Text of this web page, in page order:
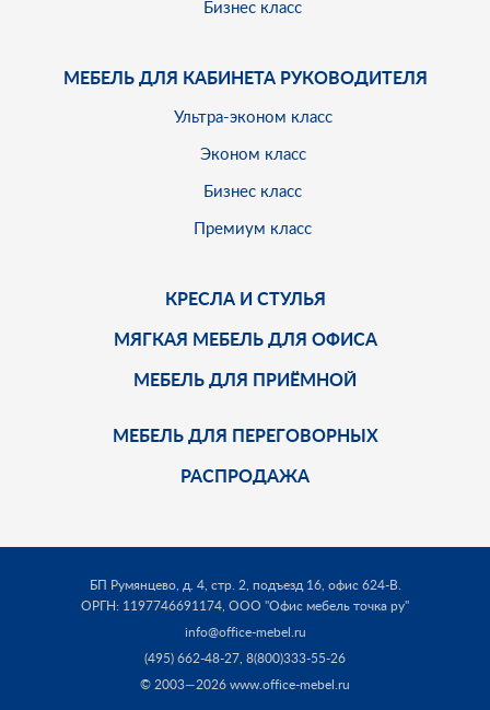
Бизнес класс
МЕБЕЛЬ ДЛЯ КАБИНЕТА РУКОВОДИТЕЛЯ
Ультра-эконом класс
Эконом класс
Бизнес класс
Премиум класс
КРЕСЛА И СТУЛЬЯ
МЯГКАЯ МЕБЕЛЬ ДЛЯ ОФИСА
МЕБЕЛЬ ДЛЯ ПРИЁМНОЙ
МЕБЕЛЬ ДЛЯ ПЕРЕГОВОРНЫХ
РАСПРОДАЖА
БП Румянцево, д. 4, стр. 2, подъезд 16, офис 624-В.
ОРГН: 1197746691174, ООО "Офис мебель точка ру"
info@office-mebel.ru
(495) 662-48-27, 8(800)333-55-26
© 2003—2026 www.office-mebel.ru